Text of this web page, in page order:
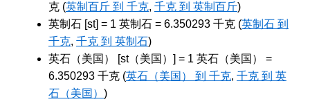
克 (英制百斤 到 千克, 千克 到 英制百斤)
英制石 [st] = 1 英制石 = 6.350293 千克 (英制石 到
千克, 千克 到 英制石)
英石（美国） [st（美国）] = 1 英石（美国） =
6.350293 千克 (英石（美国） 到 千克, 千克 到 英
石（美国） )